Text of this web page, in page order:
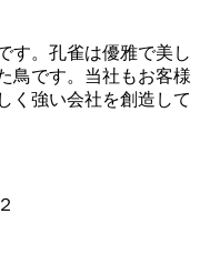
す。孔雀は優雅で美し
鳥です。当社もお客様
く強い会社を創造して